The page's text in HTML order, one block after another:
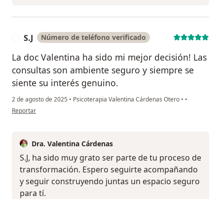
S.J Número de teléfono verificado
La doc Valentina ha sido mi mejor decisión! Las
consultas son ambiente seguro y siempre se
siente su interés genuino.
2 de agosto de 2025 • Psicoterapia Valentina Cárdenas Otero • •
en opinión del usuario S.J
Reportar
Dra. Valentina Cárdenas
S.J, ha sido muy grato ser parte de tu proceso de
transformación. Espero seguirte acompañando
y seguir construyendo juntas un espacio seguro
para tí.